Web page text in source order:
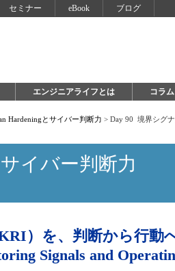
セミナー eBook ブログ
エンジニアライフとは コラ
Hardeningとサイバー判断力 > Day 90 境界シグ
イバー判断力
）を、判断から行
Signals and